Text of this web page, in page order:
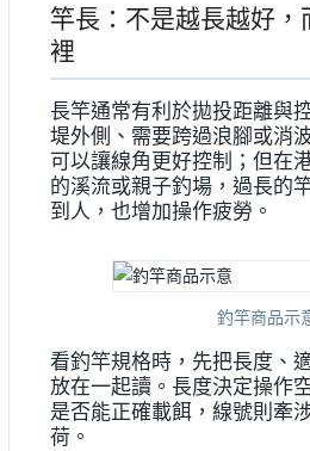
竿長：不是越長越好，
裡
長竿通常有利於拋投距離與
堤外側、需要跨過浪腳或消
可以讓線角更好控制；但在
的溪流或親子釣場，過長的
到人，也增加操作疲勞。
釣竿商品示
看釣竿規格時，先把長度、
放在一起讀。長度決定操作
是否能正確載餌，線號則牽
荷。